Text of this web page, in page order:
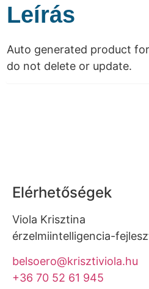
Leírás
Auto generated product
do not delete or update.
Elérhetőségek
Viola Krisztina
érzelmiintelligencia-
belsoero@krisztiviola.hu
+36 70 52 61 945